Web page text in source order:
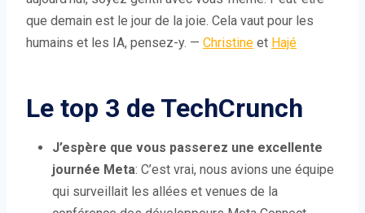
que demain est le jour de la joie. Cela vaut pour les
humains et les IA, pensez-y. — Christine et Hajé
Le top 3 de TechCrunch
J’espère que vous passerez une excellente
journée Meta: C’est vrai, nous avions une équipe
qui surveillait les allées et venues de la